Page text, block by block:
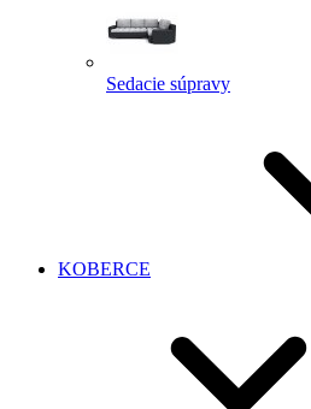
Sedacie súpravy
KOBERCE